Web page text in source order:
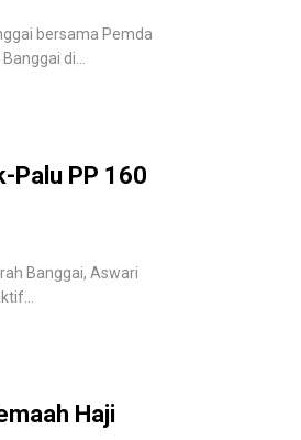
bersama Pemda
di…
Palu PP 160
Banggai, Aswari
Haji